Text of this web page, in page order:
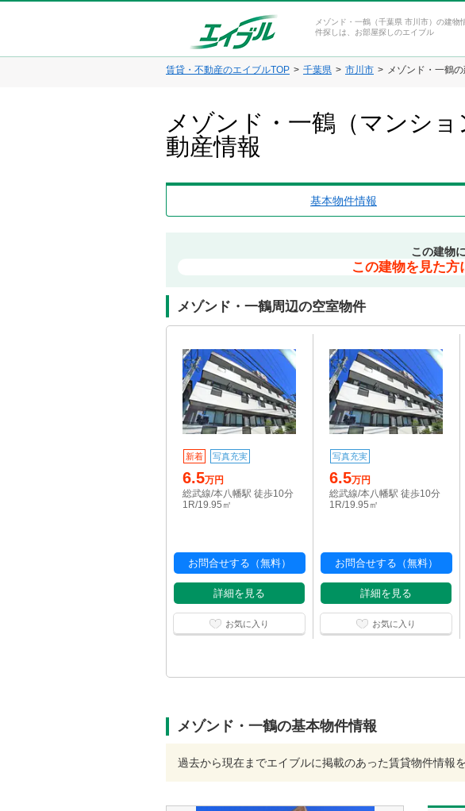
メゾンド・一鶴（千葉県 市川市）の建物
件探しは、お部屋探しのエイブル
賃貸・不動産のエイブルTOP 千葉県 市川市 メゾンド・一鶴
メゾンド・一鶴（マンシ
動産情報
基本物件情報
この建物
この建物を見た
メゾンド・一鶴周辺の空室物件
新着 写真充実
6.5万円
総武線/本八幡駅 徒歩10分
1R/19.95㎡
お問合せする（無料）
詳細を見る
お気に入り
写真充実
6.5万円
総武線/本八幡駅 徒歩10分
1R/19.95㎡
お問合せする（無料）
詳細を見る
お気に入り
メゾンド・一鶴の基本物件情報
過去から現在までエイブルに掲載のあった賃貸物件情報